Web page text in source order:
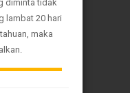
diminta tidak
lambat 20 hari
maka